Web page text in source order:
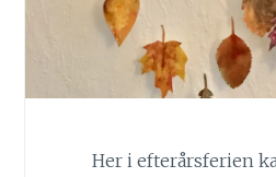
Her i efterårsferien